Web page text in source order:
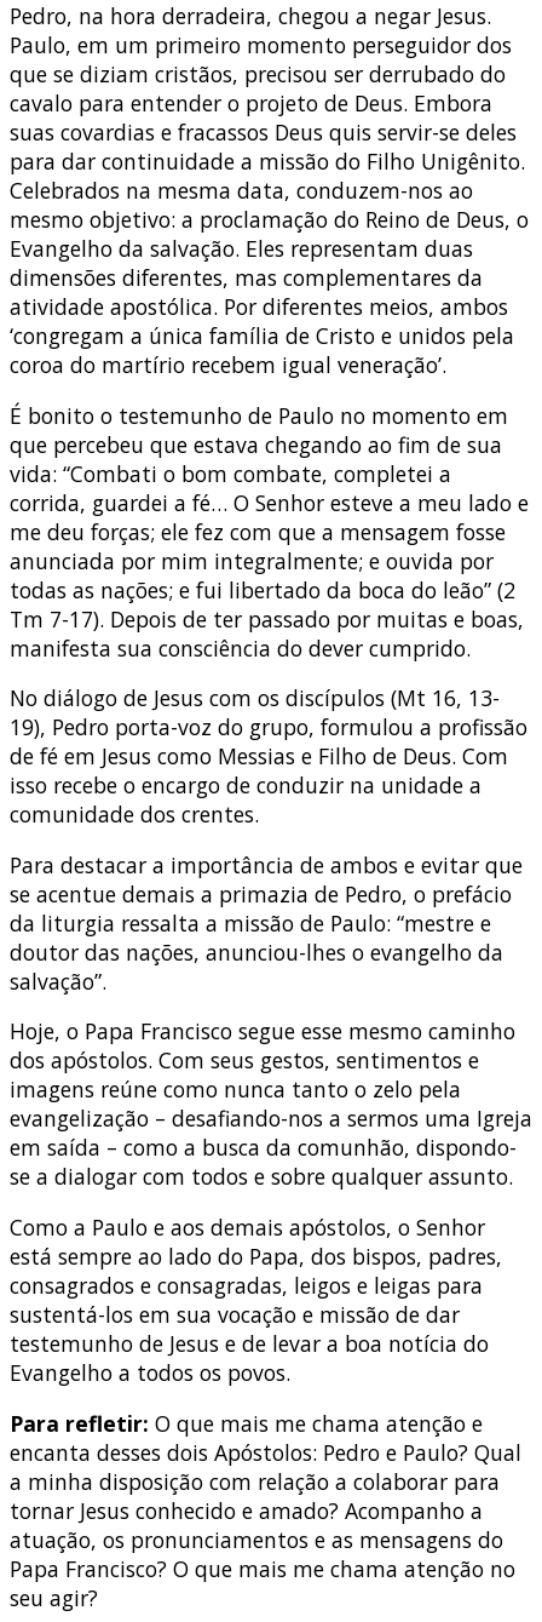
Pedro, na hora derradeira, chegou a negar Jesus.
Paulo, em um primeiro momento perseguidor dos
que se diziam cristãos, precisou ser derrubado do
cavalo para entender o projeto de Deus. Embora
suas covardias e fracassos Deus quis servir-se deles
para dar continuidade a missão do Filho Unigênito.
Celebrados na mesma data, conduzem-nos ao
mesmo objetivo: a proclamação do Reino de Deus, o
Evangelho da salvação. Eles representam duas
dimensões diferentes, mas complementares da
atividade apostólica. Por diferentes meios, ambos
‘congregam a única família de Cristo e unidos pela
coroa do martírio recebem igual veneração’.
É bonito o testemunho de Paulo no momento em
que percebeu que estava chegando ao fim de sua
vida: “Combati o bom combate, completei a
corrida, guardei a fé… O Senhor esteve a meu lado e
me deu forças; ele fez com que a mensagem fosse
anunciada por mim integralmente; e ouvida por
todas as nações; e fui libertado da boca do leão” (2
Tm 7-17). Depois de ter passado por muitas e boas,
manifesta sua consciência do dever cumprido.
No diálogo de Jesus com os discípulos (Mt 16, 13-
19), Pedro porta-voz do grupo, formulou a profissão
de fé em Jesus como Messias e Filho de Deus. Com
isso recebe o encargo de conduzir na unidade a
comunidade dos crentes.
Para destacar a importância de ambos e evitar que
se acentue demais a primazia de Pedro, o prefácio
da liturgia ressalta a missão de Paulo: “mestre e
doutor das nações, anunciou-lhes o evangelho da
salvação”.
Hoje, o Papa Francisco segue esse mesmo caminho
dos apóstolos. Com seus gestos, sentimentos e
imagens reúne como nunca tanto o zelo pela
evangelização – desafiando-nos a sermos uma Igreja
em saída – como a busca da comunhão, dispondo-
se a dialogar com todos e sobre qualquer assunto.
Como a Paulo e aos demais apóstolos, o Senhor
está sempre ao lado do Papa, dos bispos, padres,
consagrados e consagradas, leigos e leigas para
sustentá-los em sua vocação e missão de dar
testemunho de Jesus e de levar a boa notícia do
Evangelho a todos os povos.
Para refletir: O que mais me chama atenção e
encanta desses dois Apóstolos: Pedro e Paulo? Qual
a minha disposição com relação a colaborar para
tornar Jesus conhecido e amado? Acompanho a
atuação, os pronunciamentos e as mensagens do
Papa Francisco? O que mais me chama atenção no
seu agir?